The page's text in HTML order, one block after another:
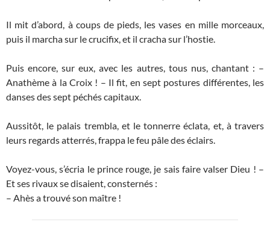
Il mit d’abord, à coups de pieds, les vases en mille morceaux,
puis il marcha sur le crucifix, et il cracha sur l’hostie.
Puis encore, sur eux, avec les autres, tous nus, chantant : –
Anathème à la Croix ! – Il fit, en sept postures différentes, les
danses des sept péchés capitaux.
Aussitôt, le palais trembla, et le tonnerre éclata, et, à travers
leurs regards atterrés, frappa le feu pâle des éclairs.
Voyez-vous, s’écria le prince rouge, je sais faire valser Dieu ! –
Et ses rivaux se disaient, consternés :
– Ahès a trouvé son maître !